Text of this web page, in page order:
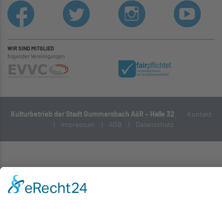
WIR SIND MITGLIED
folgender Vereinigungen
Kulturbetrieb der Stadt Gummersbach AöR – Halle 32
Kontakt
Impressum AGB Datenschutz